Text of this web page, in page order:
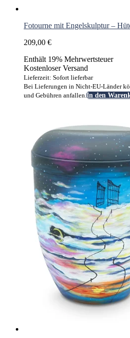
Fotourne mit Engelskulptur –
209,00 €
Enthält 19% Mehrwertsteuer
Kostenloser Versand
Lieferzeit: Sofort lieferbar
Bei Lieferungen in Nicht-EU-Länder
und Gebühren anfallen.In den